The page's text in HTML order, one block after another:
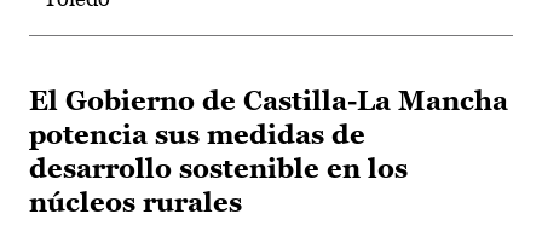
El Gobierno de Castilla-La Mancha
potencia sus medidas de
desarrollo sostenible en los
núcleos rurales